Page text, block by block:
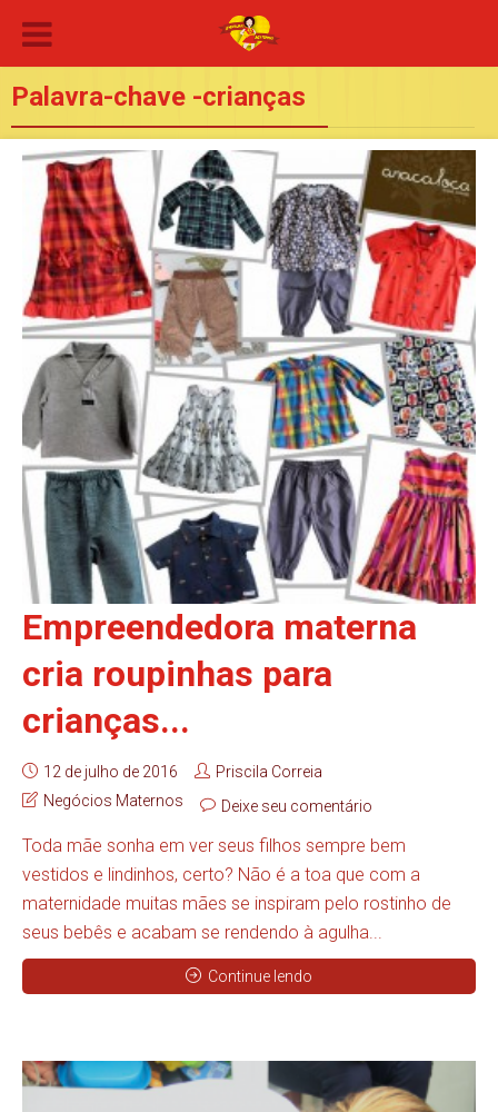
Palavra-chave -crianças
Empreendedora materna
cria roupinhas para
crianças...
12 de julho de 2016
Priscila Correia
Negócios Maternos
Deixe seu comentário
Toda mãe sonha em ver seus filhos sempre bem
vestidos e lindinhos, certo? Não é a toa que com a
maternidade muitas mães se inspiram pelo rostinho de
seus bebês e acabam se rendendo à agulha...
Continue lendo